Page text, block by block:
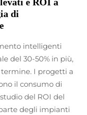
di
intelligenti
del 30-50% in più,
I progetti a
il consumo di
del ROI del
degli impianti